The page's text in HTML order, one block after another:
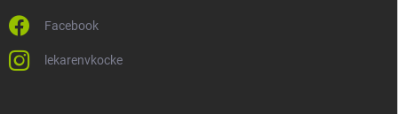
Facebook
lekarenvkocke